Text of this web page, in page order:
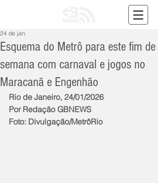
Esquema do Metrô para este fim de
semana com carnaval e jogos no
Maracanã e Engenhão
24 de jan.
Rio de Janeiro, 24/01/2026
Por Redação GBNEWS
Foto: Divulgação/MetrôRio